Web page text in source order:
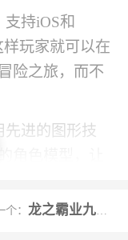
持iOS和
玩家就可以在
险之旅，而不
先进的图形技
个： 龙之霸业九游版